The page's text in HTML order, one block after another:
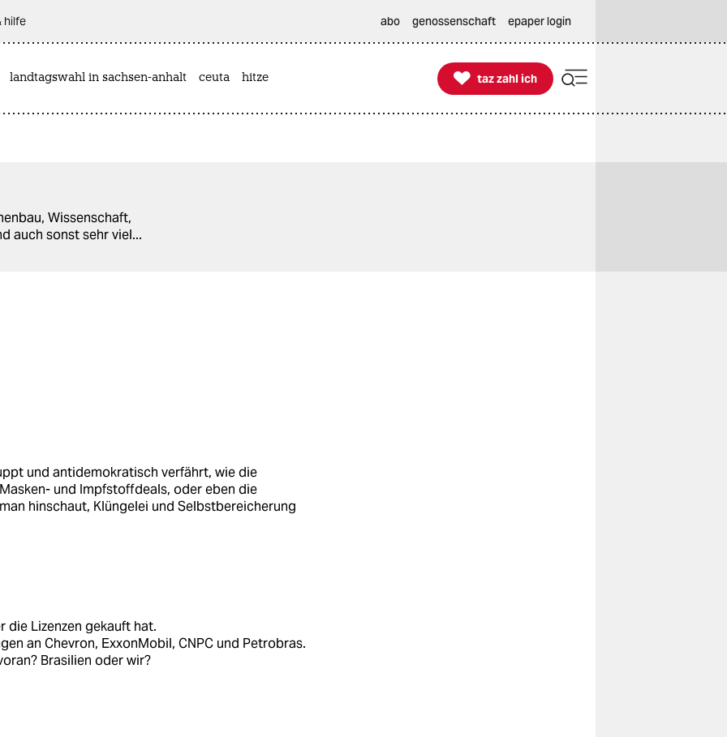
hilfe abo genossenschaft epaper login
landtagswahl in sachsen-anhalt ceuta hitze 
taz zahl ich
taz zahl ich
Wissenschaft,
auch sonst sehr viel...
und antidemokratisch verfährt, wie die
und Impfstoffdeals, oder eben die
hinschaut, Klüngelei und Selbstbereicherung
die Lizenzen gekauft hat.
an Chevron, ExxonMobil, CNPC und Petrobras.
Brasilien oder wir?